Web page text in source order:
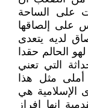
على الساحة
على إلصاقها
لديه يتعدى
الحالم حقدا
التي تعني
مثل هذا
الإسلامية هي
إنها إفراز